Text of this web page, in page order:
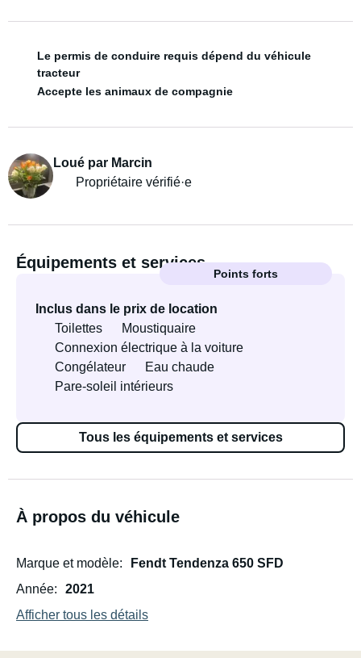
Le permis de conduire requis dépend du véhicule
tracteur
Accepte les animaux de compagnie
Loué par Marcin
Propriétaire vérifié·e
Équipements et services
Points forts
Inclus dans le prix de location
Toilettes
Moustiquaire
Connexion électrique à la voiture
Congélateur
Eau chaude
Pare-soleil intérieurs
Tous les équipements et services
À propos du véhicule
Marque et modèle
Fendt Tendenza 650 SFD
Année
2021
Afficher tous les détails